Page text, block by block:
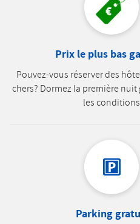
Prix le plus bas
Pouvez-vous réserver des
chers? Dormez la première
les conditions
Parking